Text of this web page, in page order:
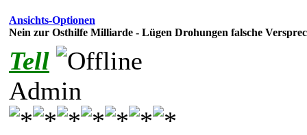
Ansichts-Optionen
Nein zur Osthilfe Milliarde - Lügen Drohungen falsche
Tell
Admin